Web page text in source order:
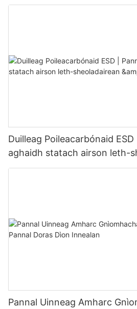
Duilleag Poileacarbónaid
aghaidh statach airson leth-
seòmraichean-glan
Pannal Uinneag Amharc